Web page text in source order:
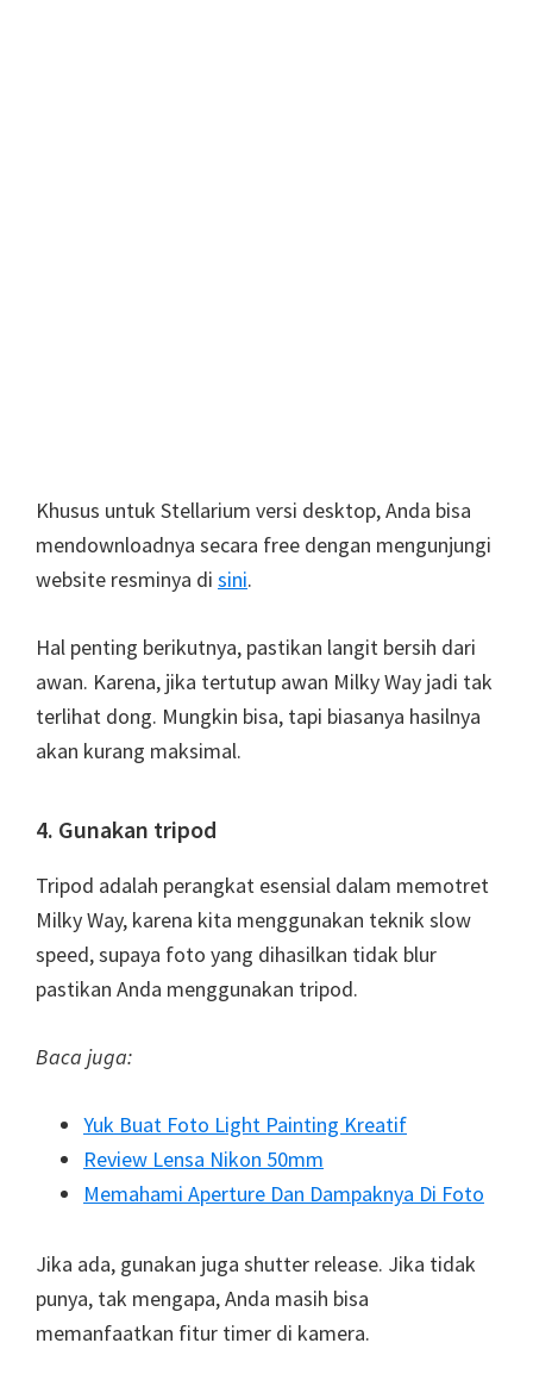
Khusus untuk Stellarium versi desktop, Anda bisa
mendownloadnya secara free dengan mengunjungi
website resminya di sini.
Hal penting berikutnya, pastikan langit bersih dari
awan. Karena, jika tertutup awan Milky Way jadi tak
terlihat dong. Mungkin bisa, tapi biasanya hasilnya
akan kurang maksimal.
4. Gunakan tripod
Tripod adalah perangkat esensial dalam memotret
Milky Way, karena kita menggunakan teknik slow
speed, supaya foto yang dihasilkan tidak blur
pastikan Anda menggunakan tripod.
Baca juga:
Yuk Buat Foto Light Painting Kreatif
Review Lensa Nikon 50mm
Memahami Aperture Dan Dampaknya Di Foto
Jika ada, gunakan juga shutter release. Jika tidak
punya, tak mengapa, Anda masih bisa
memanfaatkan fitur timer di kamera.